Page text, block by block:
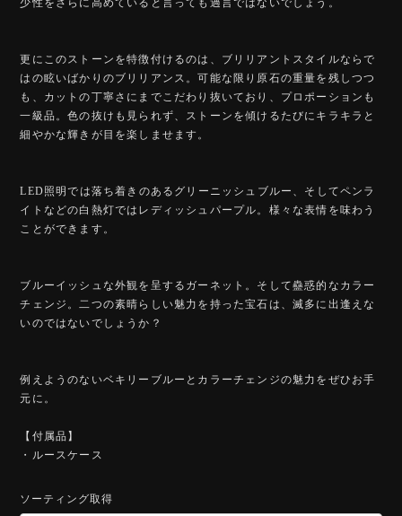
更にこのストーンを特徴付けるのは、ブリリアントスタイルならで
はの眩いばかりのブリリアンス。可能な限り原石の重量を残しつつ
も、カットの丁寧さにまでこだわり抜いており、プロポーションも
一級品。色の抜けも見られず、ストーンを傾けるたびにキラキラと
細やかな輝きが目を楽しませます。
LED照明では落ち着きのあるグリーニッシュブルー、そしてペンラ
イトなどの白熱灯ではレディッシュパープル。様々な表情を味わう
ことができます。
ブルーイッシュな外観を呈するガーネット。そして蠱惑的なカラー
チェンジ。二つの素晴らしい魅力を持った宝石は、滅多に出逢えな
いのではないでしょうか？
例えようのないベキリーブルーとカラーチェンジの魅力をぜひお手
元に。
【付属品】
・ルースケース
ソーティング取得